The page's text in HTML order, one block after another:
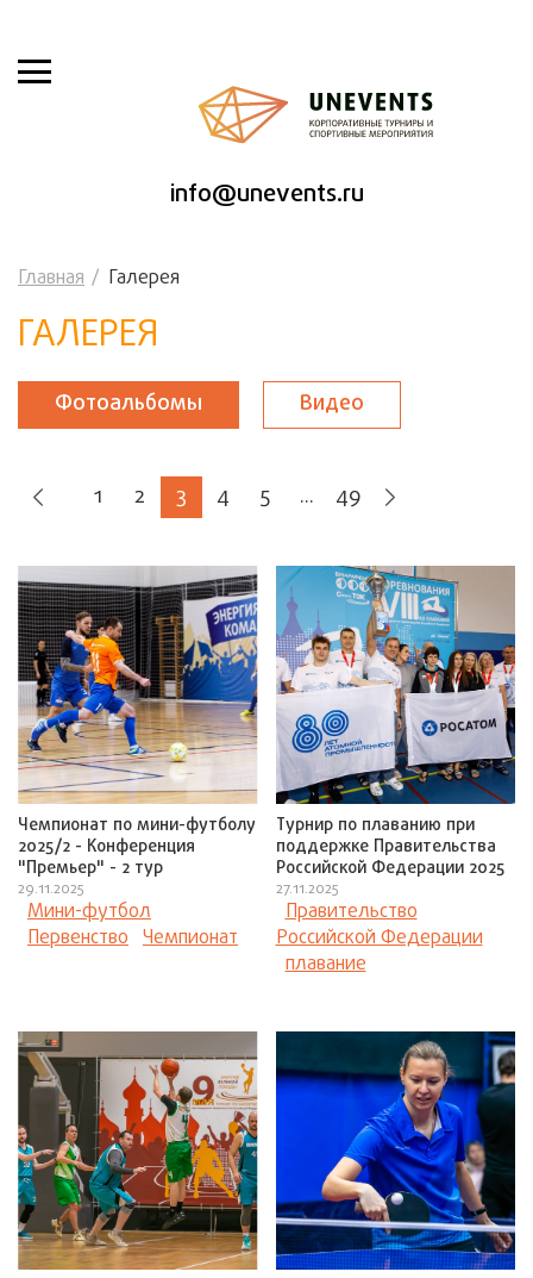
info@unevents.ru
Главная Галерея
ГАЛЕРЕЯ
Фотоальбомы Видео
1 2 3 4 5 ... 49
Чемпионат по мини-футболу
2025/2 - Конференция
"Премьер" - 2 тур
29.11.2025
Мини-футбол
Первенство Чемпионат
Турнир по плаванию при
поддержке Правительства
Российской Федерации 2025
27.11.2025
Правительство
Российской Федерации
плавание